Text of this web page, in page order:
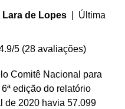
de Lopes | Última
5 (28 avaliações)
Comitê Nacional para
edição do relatório
de 2020 havia 57.099